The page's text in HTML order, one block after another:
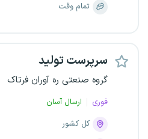
تمام وقت
سرپرست تولید
گروه صنعتی ره آوران فرتاک
فوری
ارسال آسان
کل کشور